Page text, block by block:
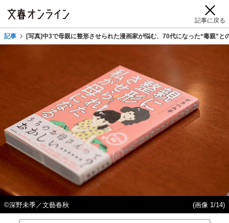
記事に戻る
記事 [写真]中3で母親に整形させられた漫画家が悩む、70代になった“毒親”
©深野未季／文藝春秋 (画像 1/14)